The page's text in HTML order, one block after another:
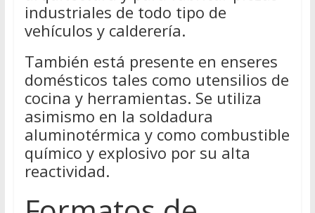
industriales de todo tipo de
vehículos y calderería.
También está presente en enseres
domésticos tales como utensilios de
cocina y herramientas. Se utiliza
asimismo en la soldadura
aluminotérmica y como combustible
químico y explosivo por su alta
reactividad.